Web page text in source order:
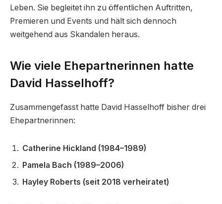
Leben. Sie begleitet ihn zu öffentlichen Auftritten,
Premieren und Events und hält sich dennoch
weitgehend aus Skandalen heraus.
Wie viele Ehepartnerinnen hatte
David Hasselhoff?
Zusammengefasst hatte David Hasselhoff bisher drei
Ehepartnerinnen:
Catherine Hickland (1984–1989)
Pamela Bach (1989–2006)
Hayley Roberts (seit 2018 verheiratet)